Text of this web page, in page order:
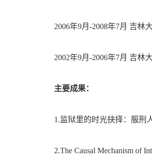
2006年9月-2008年7月 吉林
2002年9月-2006年7月 吉林
主要成果：
1.监狱里的时光抉择：服刑
2.The Causal Mechanism of